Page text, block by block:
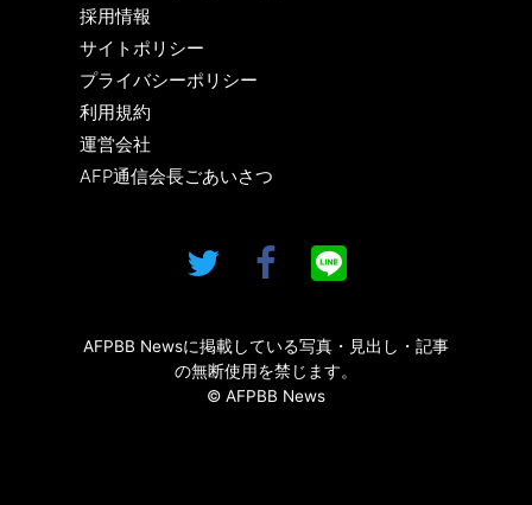
採用情報
サイトポリシー
プライバシーポリシー
利用規約
運営会社
AFP通信会長ごあいさつ
AFPBB Newsに掲載している写真・見出し・記事
の無断使用を禁じます。
© AFPBB News